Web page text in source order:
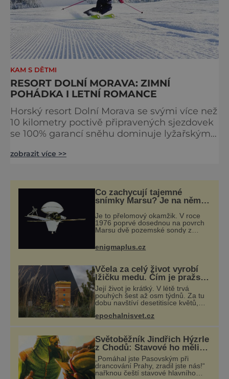
KAM S DĚTMI
RESORT DOLNÍ MORAVA: ZIMNÍ
POHÁDKA I LETNÍ ROMANCE
Horský resort Dolní Morava se svými více než
10 kilometry poctivě připravených sjezdovek
se 100% garancí sněhu dominuje lyžařským
A co teprve v létě! To se areál promění ve
různé obtížnosti doplňují zábavné Snow
Trails v areálu U Slona, rozsáhlé zázemí pro
děti a začátečník
zobrazit více >>
Co zachycují tajemné
snímky Marsu? Je na něm
Je to přelomový okamžik. V roce
1976 poprvé dosednou na povrch
Marsu dvě pozemské sondy z
Viking, které jsou schopny pořídit
fotografie záhadami opředené rudé
enigmaplus.cz
Včela za celý život vyrobí
lžičku medu. Čím je pražský
med ze střech tak ceněný?
Její život je krátký. V létě trvá
pouhých šest až osm týdnů. Za tu
dobu navštíví desetitisíce květů,
přibližně devět gramů medu –
epochalnisvet.cz
Světoběžník Jindřich Hýzrle
z Chodů: Stavové ho měli
za zrádce
„Pomáhal jste Pasovským při
drancování Prahy, zradil jste nás!“
nařknou čeští stavové hlavního